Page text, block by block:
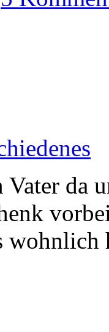
Vater da
wohnlich